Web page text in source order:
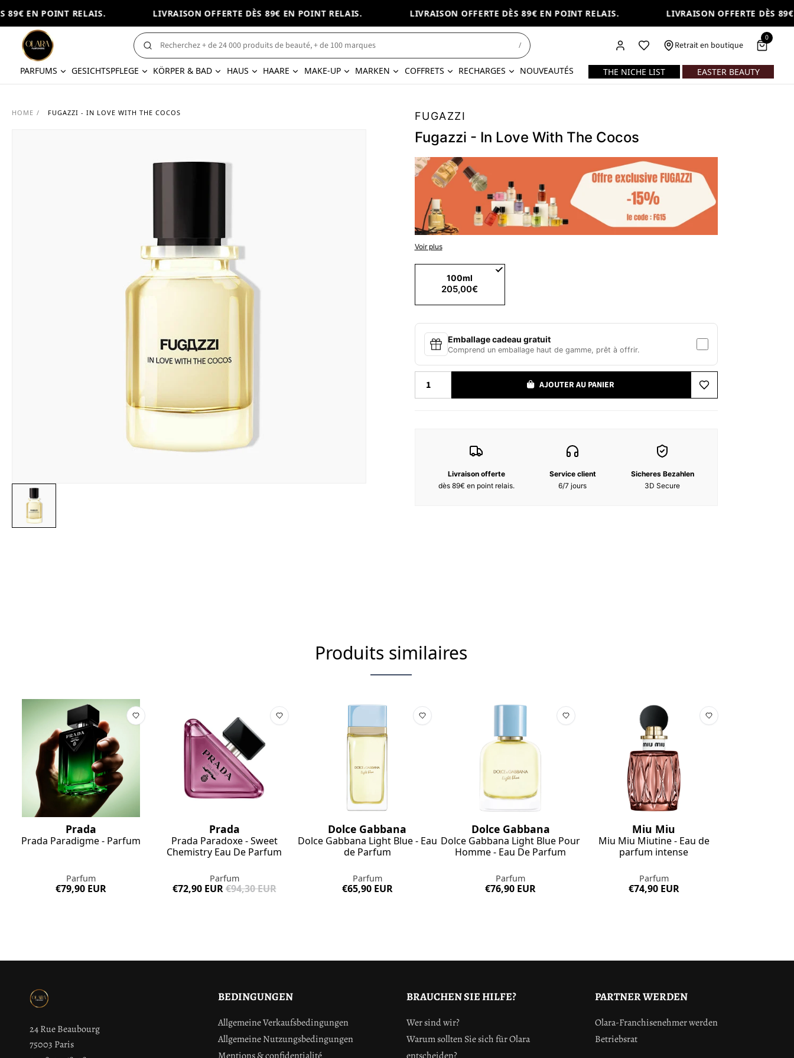
EN POINT RELAIS. LIVRAISON OFFERTE DÈS 89€ EN POINT RELAIS. LIVRAISON OFFERTE DÈS 89€ EN POINT RELAIS. LIVRAISON OFFERTE DÈS 89€
/ Retrait en boutique
0
PARFUMS GESICHTSPFLEGE KÖRPER & BAD HAUS HAARE MAKE-UP MARKEN COFFRETS RECHARGES NOUVEAUTÉS THE NICHE LIST EASTER BEAUTY
HOME / FUGAZZI - IN LOVE WITH THE COCOS FUGAZZI
Fugazzi - In Love With The Cocos
Fugazzi - In Love With The Cocos
Comme le sable chaud sous vos pieds, une peau gorgée de soleil et un cocktail
tiki à la main, In Love With the Cocos est une ode à la romance estivale. Rempli de
notes de gouttes de citron, d'eau de coco, et de douces touches d'ambre et de
Notes de tête : Citron, Bergamote
Notes de cœur : Noix de Coco, Géranium, Rose, Fleur d'oranger
Notes de fond : Musc, Ambre, Ambrette
ALCOOL, PARFUM, PROPANEDIOL, SALICYLATE DE BENZYLE, LINALOOL, EXTRAIT
CITRONELLOL, CAPRYLIC/CAPRIC TRIGLYCERIDE,
Voir plus
100ml
205,00€
Emballage cadeau gratuit
Comprend un emballage haut de gamme, prêt à offrir.
AJOUTER AU PANIER
Livraison offerte
dès 89€ en point relais.
Service client
6/7 jours
Sicheres Bezahlen
3D Secure
Produits similaires
Prada
Prada Paradigme - Parfum
Parfum
€79,90 EUR
Prada
Prada Paradoxe - Sweet
Chemistry Eau De Parfum
Parfum
€72,90 EUR€94,30 EUR
Dolce Gabbana
Dolce Gabbana Light Blue - Eau
de Parfum
Parfum
€65,90 EUR
Dolce Gabbana
Dolce Gabbana Light Blue Pour
Homme - Eau De Parfum
Parfum
€76,90 EUR
Miu Miu
Miu Miu Miutine - Eau de
parfum intense
Parfum
€74,90 EUR
24 Rue Beaubourg
75003 Paris
BEDINGUNGEN
Allgemeine Verkaufsbedingungen
Allgemeine Nutzungsbedingungen
BRAUCHEN SIE HILFE?
Wer sind wir?
Warum sollten Sie sich für Olara
PARTNER WERDEN
Olara-Franchisenehmer werden
Betriebsrat